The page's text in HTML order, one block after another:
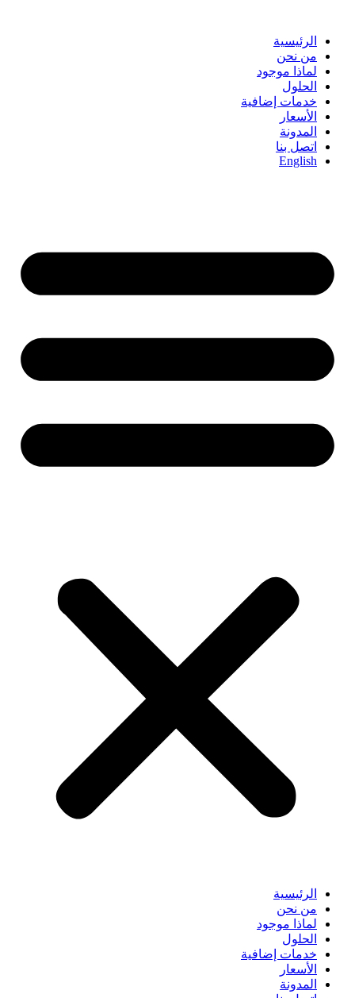
content الرئيسية
من نحن
لماذا موجود
الحلول
خدمات إضافية
الأسعار
المدونة
اتصل بنا
English
الرئيسية
من نحن
لماذا موجود
الحلول
خدمات إضافية
الأسعار
المدونة